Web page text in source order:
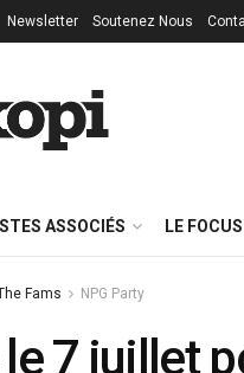
Newsletter Soutenez Nous
ASSOCIÉS LE
Fams NPG Party
7 juillet